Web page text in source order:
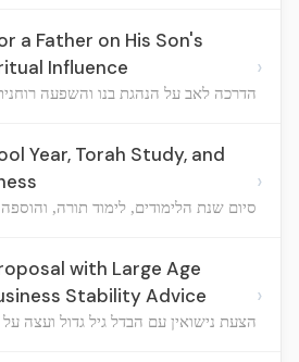
a Father on His Son's
Influence
הדרכה לאב על הנהגת בנו והשפעה
›
Year, Torah Study, and
סיום שנת הלימודים, לימוד תורה,
›
with Large Age
Stability Advice
הצעת נישואין עם הבדל גיל גדול ועצה
›